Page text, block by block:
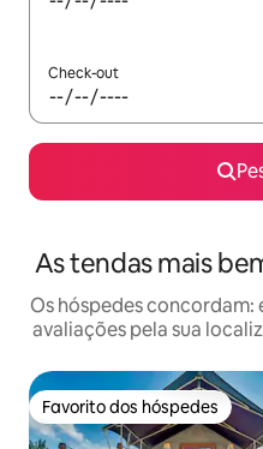
Check-out
As tendas mais
Os hóspedes
avaliações pela sua
Favorito dos hóspedes
Favorito dos hóspedes